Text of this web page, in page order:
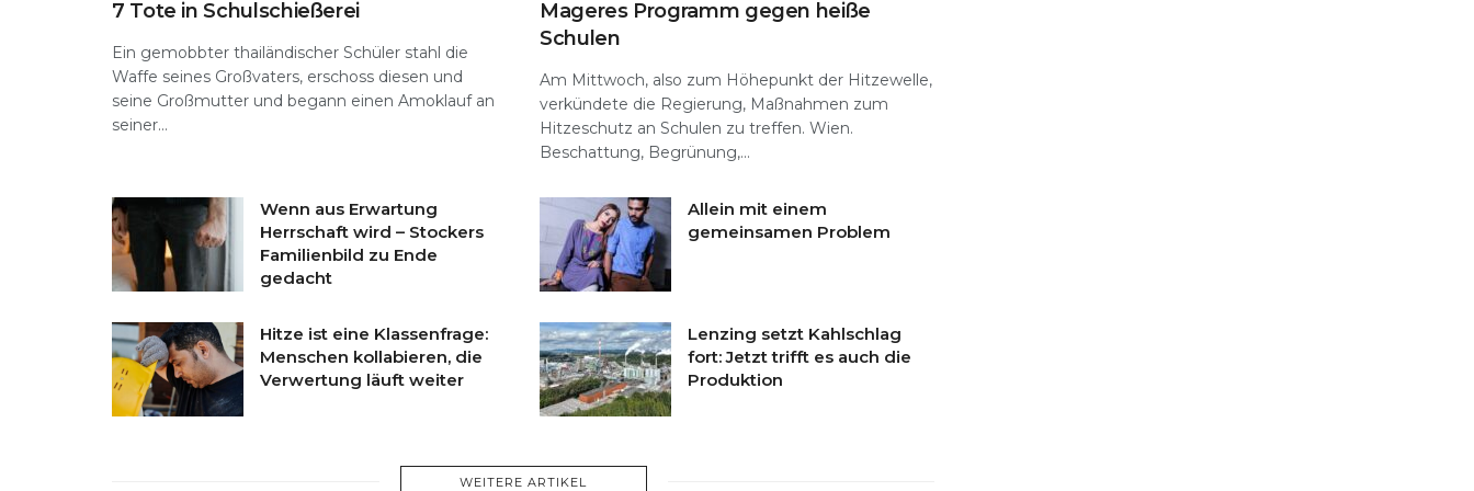
7 Tote in Schulschießerei
Ein gemobbter thailändischer Schüler stahl die
Waffe seines Großvaters, erschoss diesen und
seine Großmutter und begann einen Amoklauf an
seiner...
Mageres Programm gegen heiße
Schulen
Am Mittwoch, also zum Höhepunkt der Hitzewelle,
verkündete die Regierung, Maßnahmen zum
Hitzeschutz an Schulen zu treffen. Wien.
Beschattung, Begrünung,...
Wenn aus Erwartung
Herrschaft wird – Stockers
Familienbild zu Ende
gedacht
Allein mit einem
gemeinsamen Problem
Hitze ist eine Klassenfrage:
Menschen kollabieren, die
Verwertung läuft weiter
Lenzing setzt Kahlschlag
fort: Jetzt trifft es auch die
Produktion
WEITERE ARTIKEL